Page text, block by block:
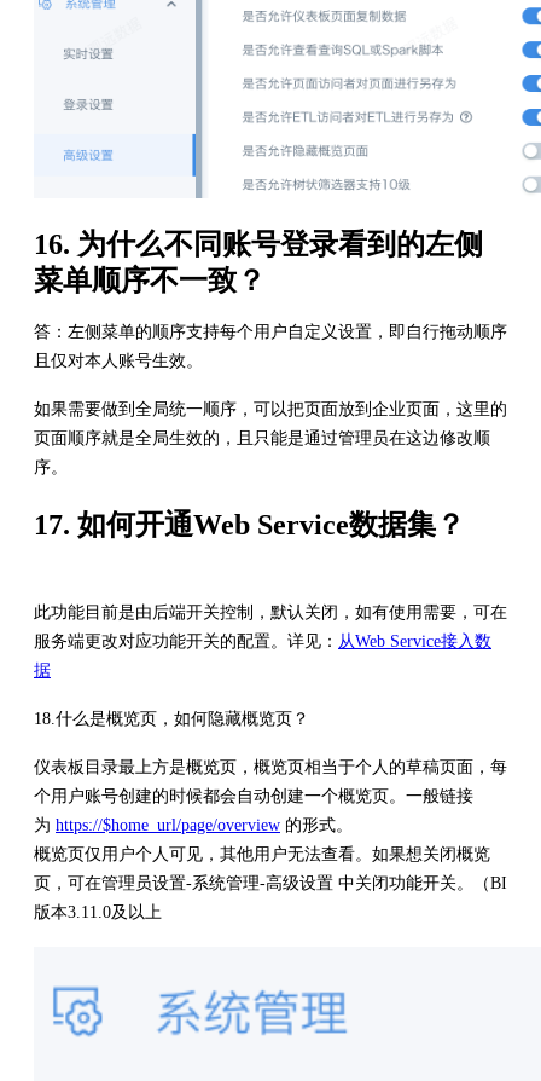
16. 为什么不同账号登录看到的左侧
菜单顺序不一致？
答：左侧菜单的顺序支持每个用户自定义设置，即自行拖动顺序
且仅对本人账号生效。
如果需要做到全局统一顺序，可以把页面放到企业页面，这里的
页面顺序就是全局生效的，且只能是通过管理员在这边修改顺
序。
17. 如何开通Web Service数据集？
此功能目前是由后端开关控制，默认关闭，如有使用需要，可在
服务端更改对应功能开关的配置。详见： 从Web Service接入数
据
18.什么是概览页，如何隐藏概览页？
仪表板目录最上方是概览页，概览页相当于个人的草稿页面，每
个用户账号创建的时候都会自动创建一个概览页。一般链接
为 https://$home_url/page/overview 的形式。
概览页仅用户个人可见，其他用户无法查看。如果想关闭概览
页，可在管理员设置-系统管理-高级设置 中关闭功能开关。（BI
版本3.11.0及以上